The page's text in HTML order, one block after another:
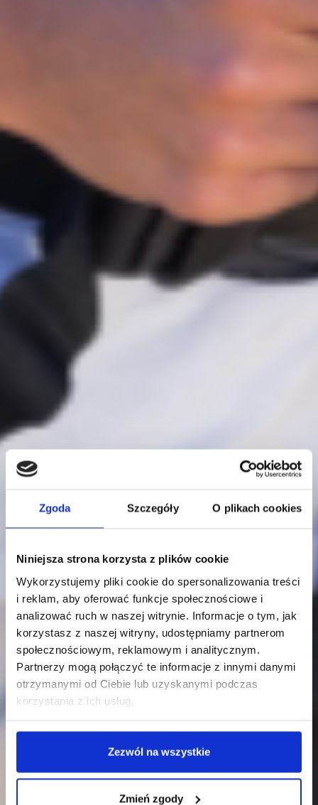
Zgoda Szczegóły O plikach cookies
Niniejsza strona korzysta z plików cookie
Wykorzystujemy pliki cookie do spersonalizowania treści
i reklam, aby oferować funkcje społecznościowe i
analizować ruch w naszej witrynie. Informacje o tym, jak
korzystasz z naszej witryny, udostępniamy partnerom
społecznościowym, reklamowym i analitycznym.
Partnerzy mogą połączyć te informacje z innymi danymi
otrzymanymi od Ciebie lub uzyskanymi podczas
korzystania z ich usług.
Zezwól na wszystkie
Zmień zgody